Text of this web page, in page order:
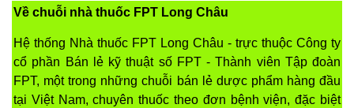
Về chuỗi nhà thuốc FPT Long Châu
Hệ thống Nhà thuốc FPT Long Châu - trực thuộc Công ty
cổ phần Bán lẻ kỹ thuật số FPT - Thành viên Tập đoàn
FPT, một trong những chuỗi bán lẻ dược phẩm hàng đầu
tại Việt Nam, chuyên thuốc theo đơn bệnh viện, đặc biệt